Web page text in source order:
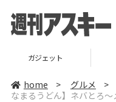
ガジェット
home > グルメ >
なまるうどん】ネバとろ